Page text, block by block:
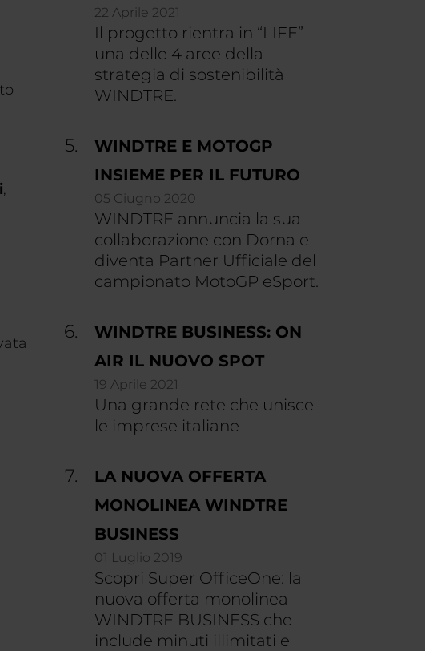
,
22 Aprile 2021
Il progetto rientra in “LIFE”
una delle 4 aree della
strategia di sostenibilità
WINDTRE.
WINDTRE E MOTOGP
INSIEME PER IL FUTURO
05 Giugno 2020
WINDTRE annuncia la sua
collaborazione con Dorna e
diventa Partner Ufficiale del
campionato MotoGP eSport.
WINDTRE BUSINESS: ON
AIR IL NUOVO SPOT
19 Aprile 2021
Una grande rete che unisce
le imprese italiane
LA NUOVA OFFERTA
MONOLINEA WINDTRE
BUSINESS
01 Luglio 2019
Scopri Super OfficeOne: la
nuova offerta monolinea
WINDTRE BUSINESS che
include minuti illimitati e